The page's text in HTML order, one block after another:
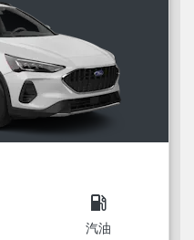
local_gas_station
汽油